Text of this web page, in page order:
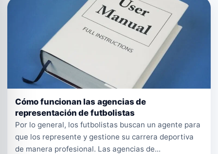
Cómo funcionan las agencias de
representación de futbolistas
Por lo general, los futbolistas buscan un agente para
que los represente y gestione su carrera deportiva
de manera profesional. Las agencias de...